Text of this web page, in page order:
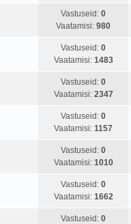
Vastuseid: 0
Vaatamisi: 980
Vastuseid: 0
Vaatamisi: 1483
Vastuseid: 0
Vaatamisi: 2347
Vastuseid: 0
Vaatamisi: 1157
Vastuseid: 0
Vaatamisi: 1010
Vastuseid: 0
Vaatamisi: 1662
Vastuseid: 0